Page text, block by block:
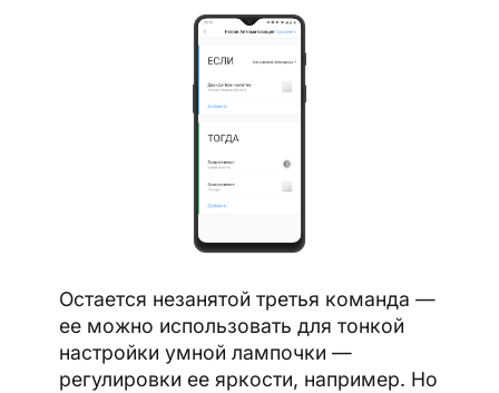
Остается незанятой третья команда —
ее можно использовать для тонкой
настройки умной лампочки —
регулировки ее яркости, например. Но